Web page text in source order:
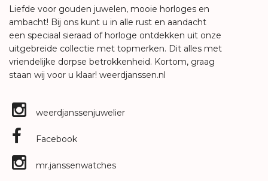
Liefde voor gouden juwelen, mooie horloges en
ambacht! Bij ons kunt u in alle rust en aandacht
een speciaal sieraad of horloge ontdekken uit onze
uitgebreide collectie met topmerken. Dit alles met
vriendelijke dorpse betrokkenheid. Kortom, graag
staan wij voor u klaar! weerdjanssen.nl
weerdjanssenjuwelier
Facebook
mr.janssenwatches